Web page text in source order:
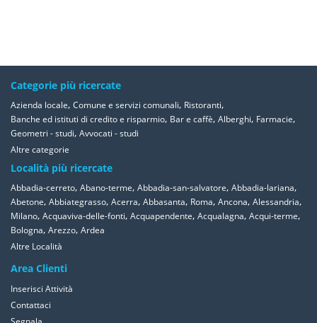
Categorie più ricercate
Azienda locale, Comune e servizi comunali, Ristoranti,
Banche ed istituti di credito e risparmio, Bar e caffè, Alberghi, Farmacie,
Geometri - studi, Avvocati - studi
Altre categorie
Località più ricercate
Abbadia-cerreto, Abano-terme, Abbadia-san-salvatore, Abbadia-lariana,
Abetone, Abbiategrasso, Acerra, Abbasanta, Roma, Ancona, Alessandria,
Milano, Acquaviva-delle-fonti, Acquapendente, Acqualagna, Acqui-terme,
Bologna, Arezzo, Ardea
Altre Località
Area Clienti
Inserisci Attività
Contattaci